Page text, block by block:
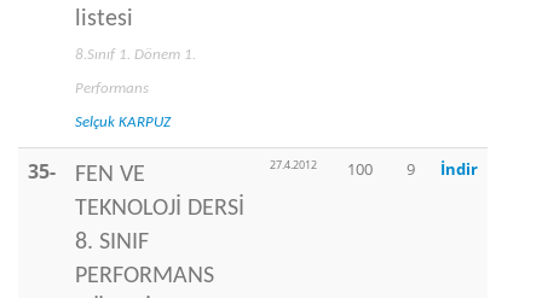
listesi
8.Sınıf 1. Dönem 1.
Performans
Selçuk KARPUZ
35-
FEN VE
TEKNOLOJİ DERSİ
8. SINIF
PERFORMANS
27.4.2012 100 9 İndir